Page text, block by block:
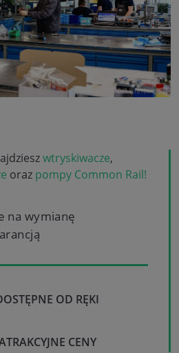
wtryskiwacze,
oraz pompy Common Rail!
na wymianę
OD RĘKI
CENY